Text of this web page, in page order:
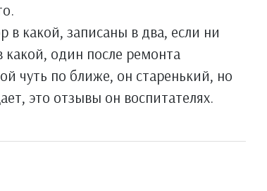
какой, записаны в два, если ни
один после ремонта
чуть по ближе, он старенький, но
это отзывы он воспитателях.